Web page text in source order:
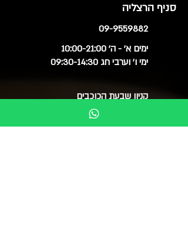
סניף הרצליה
09-9559882
ימים א' - ה' 10:00-21:00
ימי ו' וערבי חג 09:30-14:30
קניון שבעת הכוכבים
סניף חולון